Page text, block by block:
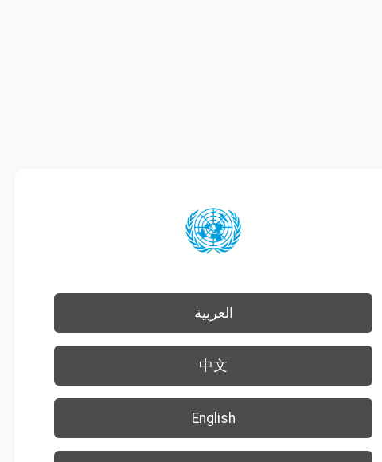
العربية
中文
English